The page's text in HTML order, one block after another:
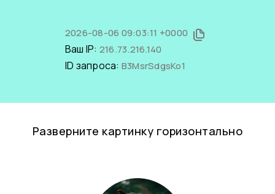
2026-08-06 09:03:11 +0000
Ваш IP: 216.73.216.140
ID запроса: B3MsrSdgsKo1
Разверните картинку горизонтально